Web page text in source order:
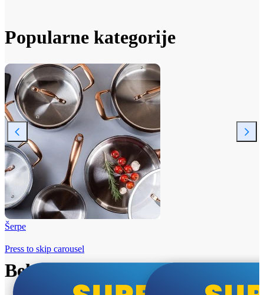
Popularne kategorije
Šerpe
Beko i Tesla super cene
Press to skip carousel